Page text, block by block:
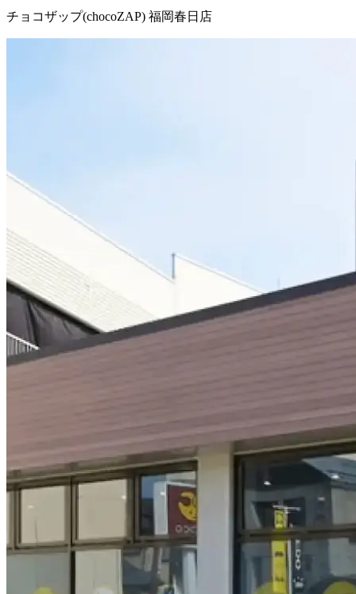
チョコザップ(chocoZAP) 福岡春日店